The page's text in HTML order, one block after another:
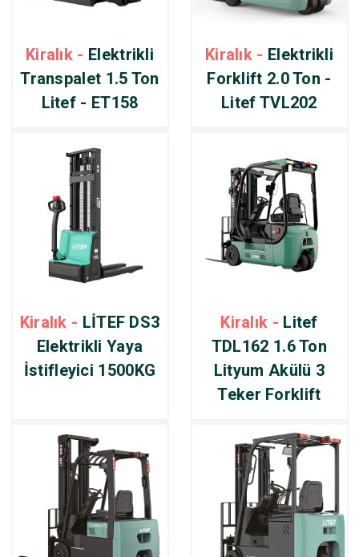
Kiralık - Elektrikli
Transpalet 1.5 Ton
Litef - ET158
Kiralık - Elektrikli
Forklift 2.0 Ton -
Litef TVL202
Kiralık - LİTEF DS3
Elektrikli Yaya
İstifleyici 1500KG
Kiralık - Litef
TDL162 1.6 Ton
Lityum Akülü 3
Teker Forklift